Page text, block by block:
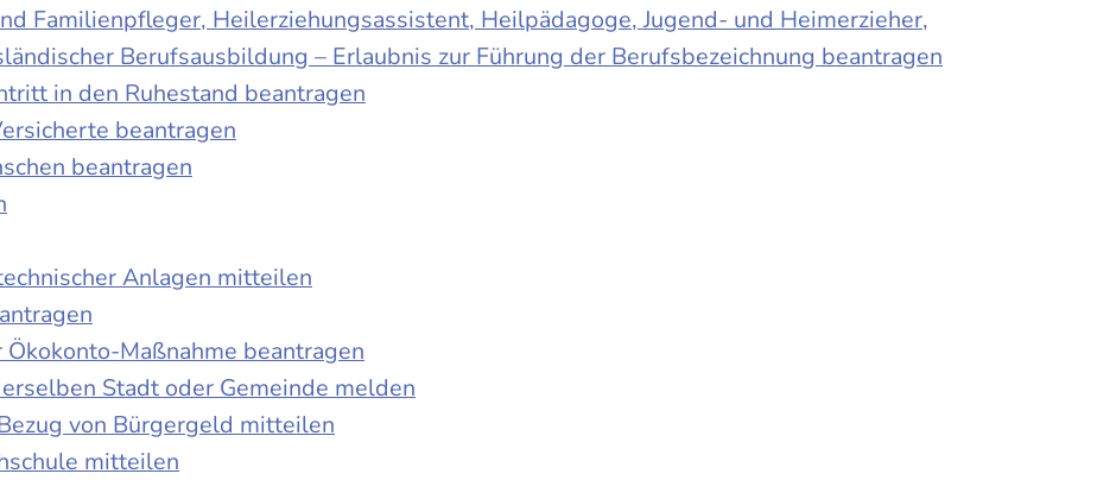
Familienpfleger, Heilerziehungsassistent, Heilpädagoge, Jugend- und Heimerzieher,
Berufsausbildung – Erlaubnis zur Führung der Berufsbezeichnung beantragen
in den Ruhestand beantragen
beantragen
beantragen
Anlagen mitteilen
Maßnahme beantragen
Stadt oder Gemeinde melden
von Bürgergeld mitteilen
mitteilen